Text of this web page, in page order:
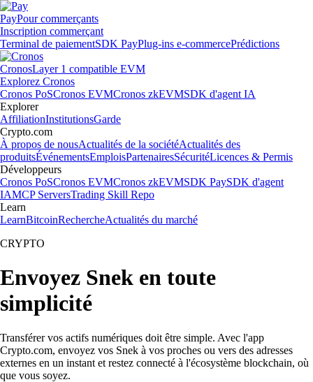
PayPour commerçants
Inscription commerçant
Terminal de paiementSDK PayPlug-ins e-commercePrédictions
CronosLayer 1 compatible EVM
Explorez Cronos
Cronos PoSCronos EVMCronos zkEVMSDK d'agent IA
Explorer
AffiliationInstitutionsGarde
Crypto.com
À propos de nousActualités de la sociétéActualités des
produitsÉvénementsEmploisPartenairesSécuritéLicences & Permis
Développeurs
Cronos PoSCronos EVMCronos zkEVMSDK PaySDK d'agent
IAMCP ServersTrading Skill Repo
Learn
LearnBitcoinRechercheActualités du marché
CRYPTO
Envoyez Snek en toute
simplicité
Transférer vos actifs numériques doit être simple. Avec l'app
Crypto.com, envoyez vos Snek à vos proches ou vers des adresses
externes en un instant et restez connecté à l'écosystème blockchain, où
que vous soyez.